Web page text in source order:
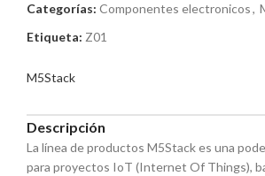
Categorías: Componentes electronicos,
Etiqueta: Z01
M5Stack
Descripción
La línea de productos M5Stack es una
para proyectos IoT (Internet Of Things),